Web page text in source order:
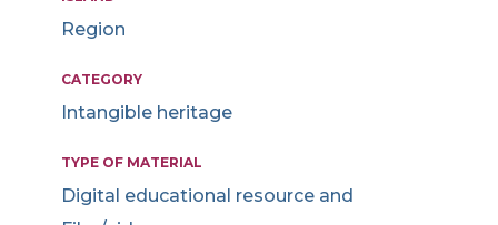
Region
CATEGORY
Intangible heritage
TYPE OF MATERIAL
Digital educational resource and